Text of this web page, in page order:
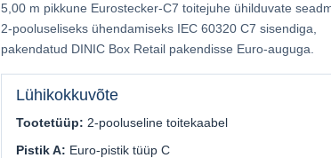
5,00 m pikkune Eurostecker-C7 toitejuhe ühilduvate
2-pooluseliseks ühendamiseks IEC 60320 C7 sisendiga,
pakendatud DINIC Box Retail pakendisse Euro-auguga.
Lühikokkuvõte
Tootetüüp: 2-pooluseline toitekaabel
Pistik A: Euro-pistik tüüp C